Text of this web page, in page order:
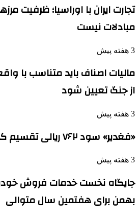
تجارت ایران با اوراسیا؛ ظرفیت
مبادلات نیست
3 هفته پیش
مالیات اصناف باید متناسب با
از جنگ تعیین شود
3 هفته پیش
«فغدیر» سود ۷۶۲ ریالی تقسیم کرد
3 هفته پیش
جایگاه نخست خدمات فروش
بهمن برای هفتمین سال متوالی